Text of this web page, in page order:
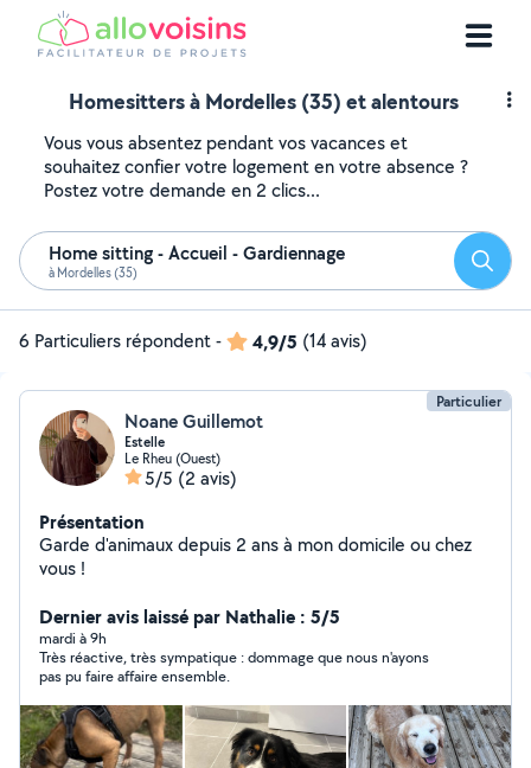
Homesitters à Mordelles (35) et alentours
Vous vous absentez pendant vos vacances et
souhaitez confier votre logement en votre absence ?
Postez votre demande en 2 clics...
Home sitting - Accueil - Gardiennage
à Mordelles (35)
6 Particuliers répondent- 4,9/5 (14 avis)
Particulier
Noane Guillemot
Estelle
Le Rheu (Ouest)
5/5 (2 avis)
Présentation
Garde d'animaux depuis 2 ans à mon domicile ou chez
vous !
Dernier avis laissé par Nathalie : 5/5
mardi à 9h
Très réactive, très sympatique : dommage que nous n'ayons
pas pu faire affaire ensemble.